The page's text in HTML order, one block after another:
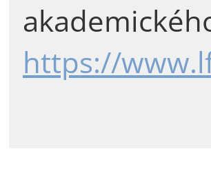
https://